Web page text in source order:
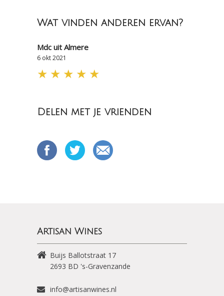
Wat vinden anderen ervan?
Mdc uit Almere
6 okt 2021
★ ★ ★ ★ ★
Delen met je vrienden
Artisan Wines
Buijs Ballotstraat 17
2693 BD 's-Gravenzande
info@artisanwines.nl